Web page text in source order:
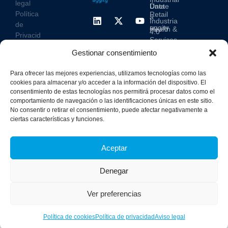
Gestionar consentimiento
Para ofrecer las mejores experiencias, utilizamos tecnologías como las
cookies para almacenar y/o acceder a la información del dispositivo. El
consentimiento de estas tecnologías nos permitirá procesar datos como el
comportamiento de navegación o las identificaciones únicas en este sitio.
No consentir o retirar el consentimiento, puede afectar negativamente a
ciertas características y funciones.
Aceptar
Denegar
Ver preferencias
Política de cookiesPolítica de privacidadAviso legal
Data
Industria
4.0
and
Solutions
Sostenibilidad &
Descarbonización
Retail
Health &
Services
Hospitality,
Leisure
Únete
a
aggity
Contacto
Sobre
Blog
Prensa
Casos
legal
Política
de
Privacid
cookies
Política
integrad
a y
certifica